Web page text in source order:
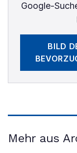
Google-
BILD
Mehr aus